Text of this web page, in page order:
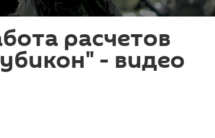
расчетов
- видео